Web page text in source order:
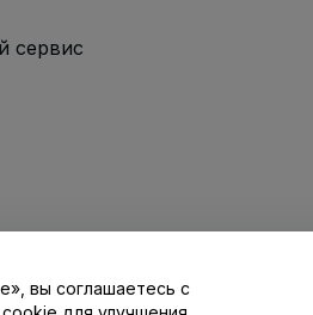
сервис
Свяжитесь с нами
вы соглашаетесь с